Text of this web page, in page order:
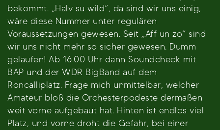
bekommt. „Halv su wild“, da sind wir uns einig,
wäre diese Nummer unter regulären
Voraussetzungen gewesen. Seit „Aff un zo“ sind
wir uns nicht mehr so sicher gewesen. Dumm
gelaufen! Ab 16.00 Uhr dann Soundcheck mit
BAP und der WDR BigBand auf dem
Roncalliplatz. Frage mich unmittelbar, welcher
Amateur bloß die Orchesterpodeste dermaßen
weit vorne aufgebaut hat. Hinten ist endlos viel
Platz, und vorne droht die Gefahr, bei einer